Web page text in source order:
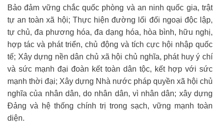
Bảo đảm vững chắc quốc phòng và an ninh quốc gia, trật
tự an toàn xã hội; Thực hiện đường lối đối ngoại độc lập,
tự chủ, đa phương hóa, đa dạng hóa, hòa bình, hữu nghị,
hợp tác và phát triển, chủ động và tích cực hội nhập quốc
tế; Xây dựng nền dân chủ xã hội chủ nghĩa, phát huy ý chí
và sức mạnh đại đoàn kết toàn dân tộc, kết hợp với sức
mạnh thời đại; Xây dựng Nhà nước pháp quyền xã hội chủ
nghĩa của nhân dân, do nhân dân, vì nhân dân; xây dựng
Đảng và hệ thống chính trị trong sạch, vững mạnh toàn
diện.